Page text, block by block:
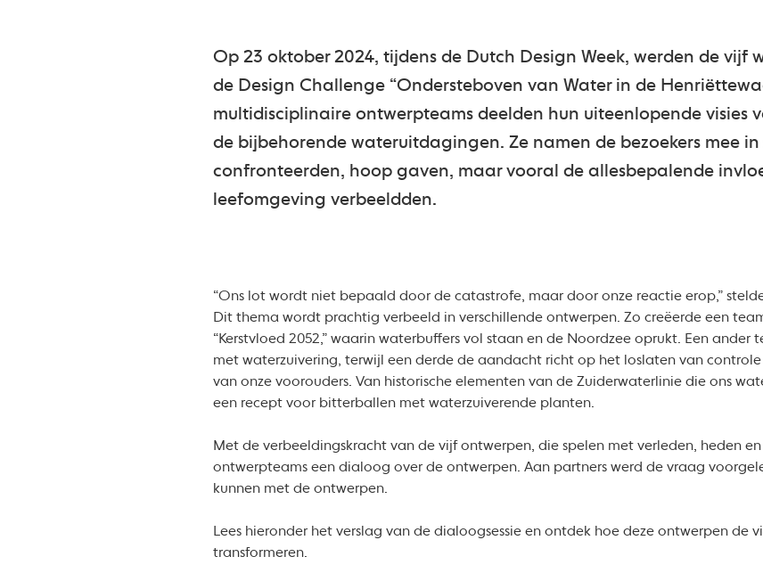
Op 23 oktober 2024, tijdens de Dutch Design Week, werden de vijf
de Design Challenge “Ondersteboven van Water in de
multidisciplinaire ontwerpteams deelden hun uiteenlopende visies
de bijbehorende wateruitdagingen. Ze namen de bezoekers mee in
confronteerden, hoop gaven, maar vooral de allesbepalende
leefomgeving verbeeldden.
“Ons lot wordt niet bepaald door de catastrofe, maar door onze reactie erop,”
Dit thema wordt prachtig verbeeld in verschillende ontwerpen. Zo creëerde een
“Kerstvloed 2052,” waarin waterbuffers vol staan en de Noordzee oprukt. Een
met waterzuivering, terwijl een derde de aandacht richt op het loslaten van
van onze voorouders. Van historische elementen van de Zuiderwaterlinie die ons
een recept voor bitterballen met waterzuiverende planten.
Met de verbeeldingskracht van de vijf ontwerpen, die spelen met verleden, heden
ontwerpteams een dialoog over de ontwerpen. Aan partners werd de vraag
kunnen met de ontwerpen.
Lees hieronder het verslag van de dialoogsessie en ontdek hoe deze ontwerpen de
transformeren.